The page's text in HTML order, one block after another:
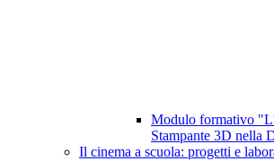
Modulo formativo
Stampante 3D nella
Il cinema a scuola: progetti e